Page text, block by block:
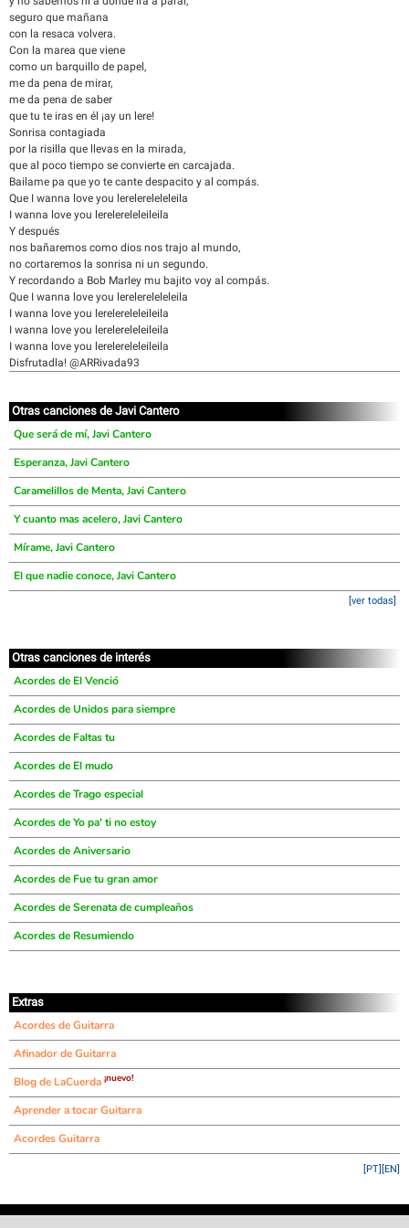
seguro que mañana
con la resaca volvera.
Con la marea que viene
como un barquillo de papel,
me da pena de mirar,
me da pena de saber
que tu te iras en él ¡ay un lere!
Sonrisa contagiada
por la risilla que llevas en la mirada,
que al poco tiempo se convierte en carcajada.
Bailame pa que yo te cante despacito y al compás.
Que I wanna love you lerelereleleleila
I wanna love you lerelereleleileila
Y después
nos bañaremos como dios nos trajo al mundo,
no cortaremos la sonrisa ni un segundo.
Y recordando a Bob Marley mu bajito voy al compás.
Que I wanna love you lerelereleleleila
I wanna love you lerelereleleileila
I wanna love you lerelereleleileila
I wanna love you lerelereleleileila
Disfrutadla! @ARRivada93
Otras canciones de Javi Cantero
Que será de mí, Javi Cantero
Esperanza, Javi Cantero
Caramelillos de Menta, Javi Cantero
Y cuanto mas acelero, Javi Cantero
Mírame, Javi Cantero
El que nadie conoce, Javi Cantero
[ver todas]
Otras canciones de interés
Acordes de El Venció
Acordes de Unidos para siempre
Acordes de Faltas tu
Acordes de El mudo
Acordes de Trago especial
Acordes de Yo pa' ti no estoy
Acordes de Aniversario
Acordes de Fue tu gran amor
Acordes de Serenata de cumpleaños
Acordes de Resumiendo
Extras
Acordes de Guitarra
Afinador de Guitarra
Blog de LaCuerda ¡nuevo!
Aprender a tocar Guitarra
Acordes Guitarra
[EN]
[PT]